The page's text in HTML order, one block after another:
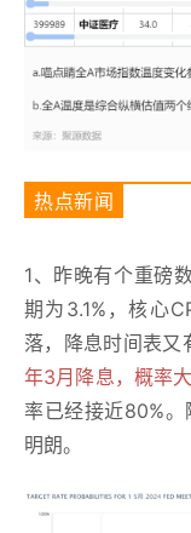
热点新闻
1、昨晚有个重磅
期为3.1%，核心
落，降息时间表又
年3月降息，概率
率已经接近80%
明朗。